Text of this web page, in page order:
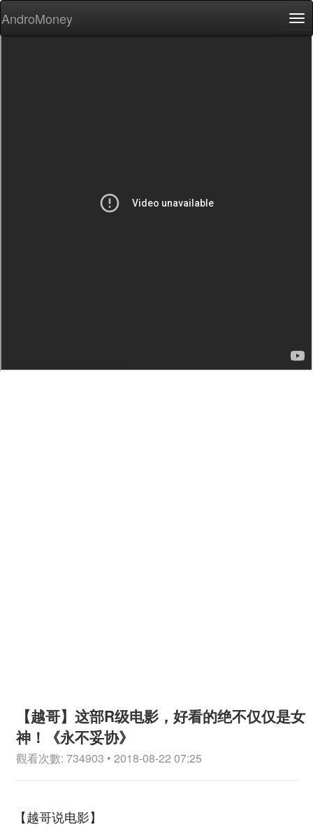
AndroMoney
【越哥】这部R级电影，好看的绝不仅仅是女
神！《永不妥协》
觀看次數: 734903 • 2018-08-22 07:25
【越哥说电影】